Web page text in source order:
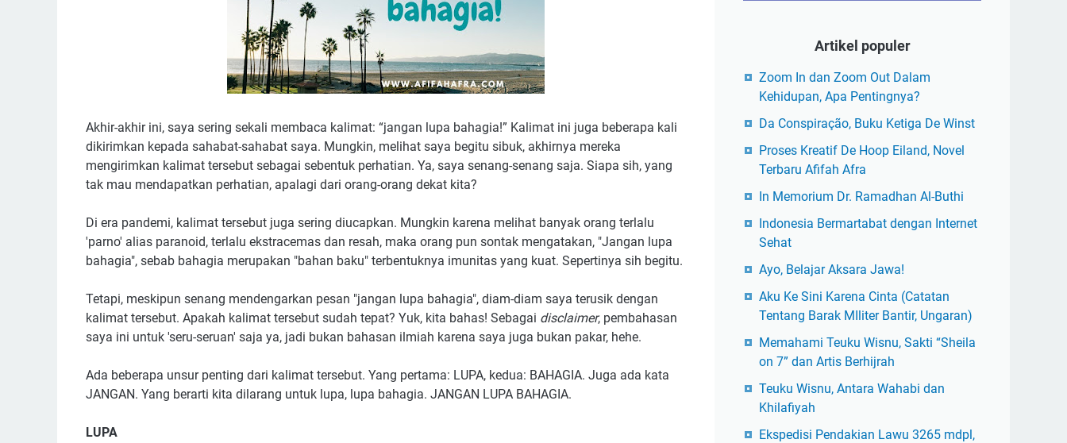
Akhir-akhir ini, saya sering sekali membaca kalimat: “jangan lupa bahagia!” Kalimat ini juga beberapa kali
dikirimkan kepada sahabat-sahabat saya. Mungkin, melihat saya begitu sibuk, akhirnya mereka
mengirimkan kalimat tersebut sebagai sebentuk perhatian. Ya, saya senang-senang saja. Siapa sih, yang
tak mau mendapatkan perhatian, apalagi dari orang-orang dekat kita?
Di era pandemi, kalimat tersebut juga sering diucapkan. Mungkin karena melihat banyak orang terlalu
'parno' alias paranoid, terlalu ekstracemas dan resah, maka orang pun sontak mengatakan, "Jangan lupa
bahagia", sebab bahagia merupakan "bahan baku" terbentuknya imunitas yang kuat. Sepertinya sih begitu.
Tetapi, meskipun senang mendengarkan pesan "jangan lupa bahagia", diam-diam saya terusik dengan
kalimat tersebut. Apakah kalimat tersebut sudah tepat? Yuk, kita bahas! Sebagai disclaimer, pembahasan
saya ini untuk 'seru-seruan' saja ya, jadi bukan bahasan ilmiah karena saya juga bukan pakar, hehe.
Ada beberapa unsur penting dari kalimat tersebut. Yang pertama: LUPA, kedua: BAHAGIA. Juga ada kata
JANGAN. Yang berarti kita dilarang untuk lupa, lupa bahagia. JANGAN LUPA BAHAGIA.
LUPA
Artikel populer
Zoom In dan Zoom Out Dalam
Kehidupan, Apa Pentingnya?
Da Conspiração, Buku Ketiga De Winst
Proses Kreatif De Hoop Eiland, Novel
Terbaru Afifah Afra
In Memorium Dr. Ramadhan Al-Buthi
Indonesia Bermartabat dengan Internet
Sehat
Ayo, Belajar Aksara Jawa!
Aku Ke Sini Karena Cinta (Catatan
Tentang Barak MIliter Bantir, Ungaran)
Memahami Teuku Wisnu, Sakti “Sheila
on 7” dan Artis Berhijrah
Teuku Wisnu, Antara Wahabi dan
Khilafiyah
Ekspedisi Pendakian Lawu 3265 mdpl,